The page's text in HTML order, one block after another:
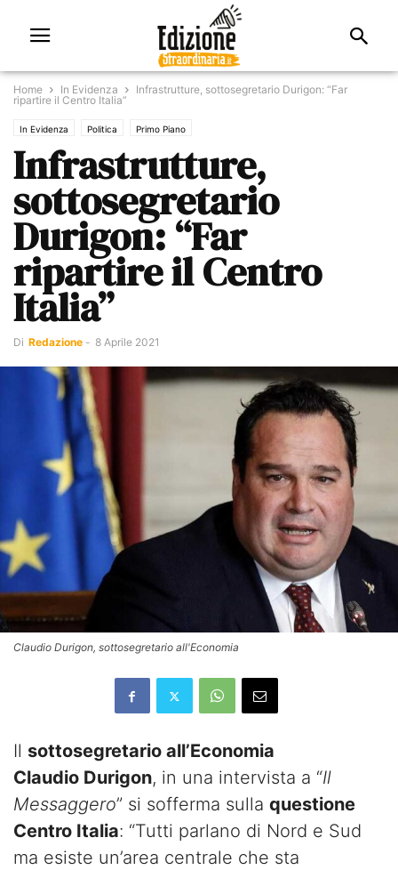
Home In Evidenza
Infrastrutture, sottosegretario Durigon: “Far
ripartire il Centro Italia”
In Evidenza Politica Primo Piano
Infrastrutture,
sottosegretario
Durigon: “Far
ripartire il Centro
Italia”
Di Redazione - 8 Aprile 2021
Claudio Durigon, sottosegretario all'Economia
Il sottosegretario all’Economia
Claudio Durigon, in una intervista a “Il
Messaggero” si sofferma sulla questione
Centro Italia: “Tutti parlano di Nord e Sud
ma esiste un’area centrale che sta